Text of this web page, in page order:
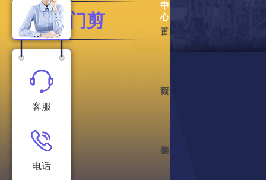
首
页
中
心
工
程
案
新
闻
售
龙门剪
客服
电话